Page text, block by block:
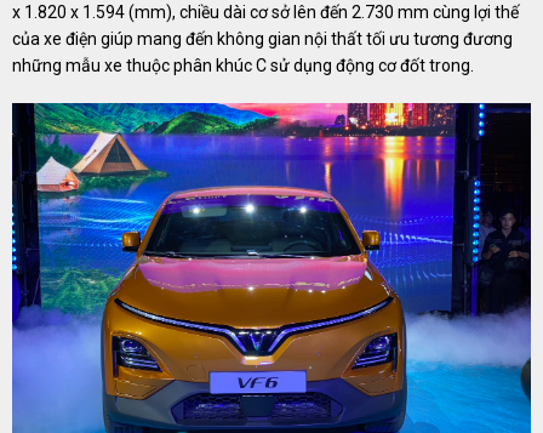
x 1.820 x 1.594 (mm), chiều dài cơ sở lên đến 2.730 mm cùng lợi thế
của xe điện giúp mang đến không gian nội thất tối ưu tương đương
những mẫu xe thuộc phân khúc C sử dụng động cơ đốt trong.